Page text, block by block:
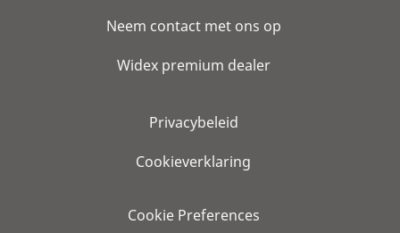
Neem contact met ons op
Widex premium dealer
Privacybeleid
Cookieverklaring
Cookie Preferences